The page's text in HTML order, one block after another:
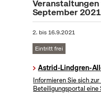
September 2021
2. bis16.9.2021
Eintritt frei
Astrid-Lindgren-
Informieren Sie sich
Beteiligungsportal eine